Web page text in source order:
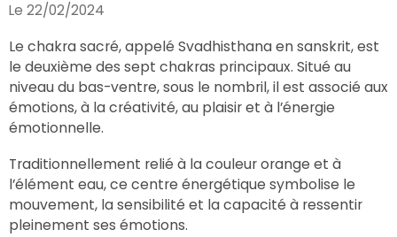
Le 22/02/2024
Le chakra sacré, appelé Svadhisthana en sanskrit, est
le deuxième des sept chakras principaux. Situé au
niveau du bas-ventre, sous le nombril, il est associé aux
émotions, à la créativité, au plaisir et à l’énergie
émotionnelle.
Traditionnellement relié à la couleur orange et à
l’élément eau, ce centre énergétique symbolise le
mouvement, la sensibilité et la capacité à ressentir
pleinement ses émotions.